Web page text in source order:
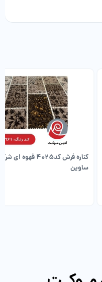
کناره فرش کد۴۰۲۵ قهوه ای
ساوین